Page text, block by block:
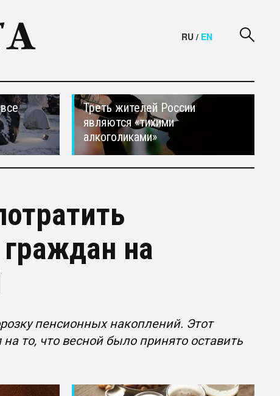
RU / EN
Треть жителей России
являются «тихими
алкоголиками»
на
пенсионных накоплений. Этот
то, что весной было принято оставить